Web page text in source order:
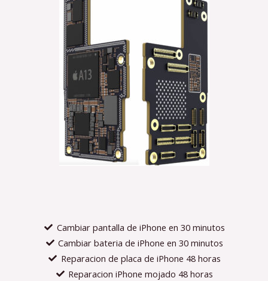
Cambiar pantalla de iPhone en 30 minutos
Cambiar bateria de iPhone en 30 minutos
Reparacion de placa de iPhone 48 horas
Reparacion iPhone mojado 48 horas